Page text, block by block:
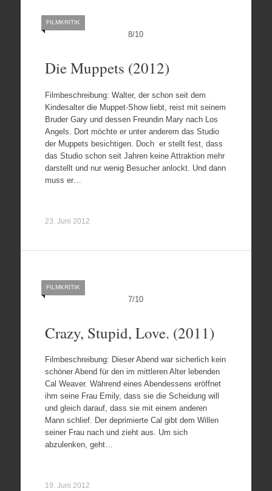
8/10
FILMKRITIK
Die Muppets (2012)
Filmbeschreibung: Walter, der schon seit dem
Kindesalter die Muppet-Show liebt, reist mit seinem
Bruder Gary und dessen Freundin Mary nach Los
Angels. Dort möchte er unter anderem das Studio
der Muppets besichtigen. Doch er stellt fest, dass
das Studio schon seit Jahren keine Attraktion mehr
darstellt und nur wenig Besucher anlockt. Und dann
muss er…
23. Juni 2012
7/10
FILMKRITIK
Crazy, Stupid, Love. (2011)
Filmbeschreibung: Dieser Abend war sicherlich kein
schöner Abend für den im mittleren Alter lebenden
Cal Weaver. Während eines Abendessens eröffnet
ihm seine Frau Emily, dass sie die Scheidung will
und gleich darauf, dass sie mit einem anderen
Mann schlief. Der deprimierte Cal gibt dem Willen
seiner Frau nach und zieht aus. Um sich
abzulenken, geht…
19. Juni 2012